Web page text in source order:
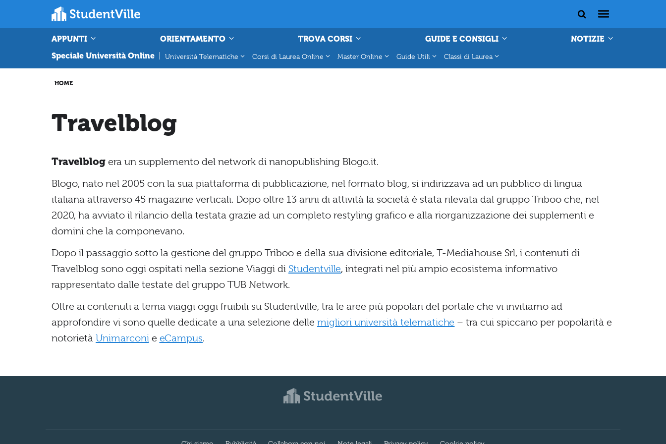
APPUNTI ORIENTAMENTO TROVA CORSI GUIDE E CONSIGLI
NOTIZIE
Speciale Università Online
Università Telematiche Corsi di Laurea Online Master Online Guide Utili Classi di Laurea
HOME
Travelblog
Travelblog era un supplemento del network di nanopublishing Blogo.it.
Blogo, nato nel 2005 con la sua piattaforma di pubblicazione, nel formato blog, si indirizzava ad un pubblico di lingua
italiana attraverso 45 magazine verticali. Dopo oltre 13 anni di attività la società è stata rilevata dal gruppo Triboo che, nel
2020, ha avviato il rilancio della testata grazie ad un completo restyling grafico e alla riorganizzazione dei supplementi e
domini che la componevano.
Dopo il passaggio sotto la gestione del gruppo Triboo e della sua divisione editoriale, T-Mediahouse Srl, i contenuti di
Travelblog sono oggi ospitati nella sezione Viaggi di Studentville, integrati nel più ampio ecosistema informativo
rappresentato dalle testate del gruppo TUB Network.
Oltre ai contenuti a tema viaggi oggi fruibili su Studentville, tra le aree più popolari del portale che vi invitiamo ad
approfondire vi sono quelle dedicate a una selezione delle migliori università telematiche – tra cui spiccano per popolarità e
notorietà Unimarconie eCampus.